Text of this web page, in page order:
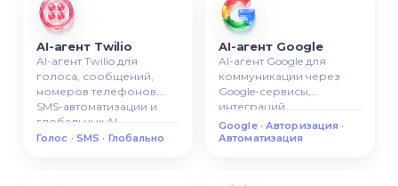
AI-агент Twilio
AI-агент Twilio для
голоса, сообщений,
номеров телефонов,
SMS-автоматизации и
глобальных AI-
сценариев
Голос · SMS · Глобально
AI-агент Google
AI-агент Google для
коммуникации через
Google-сервисы,
интеграций,
авторизации и AI-
автоматизации бизнеса.
Google · Авторизация ·
Автоматизация